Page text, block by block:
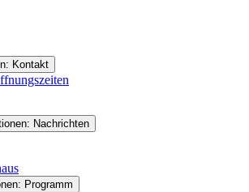
Kontakt
Nachrichten
Programm